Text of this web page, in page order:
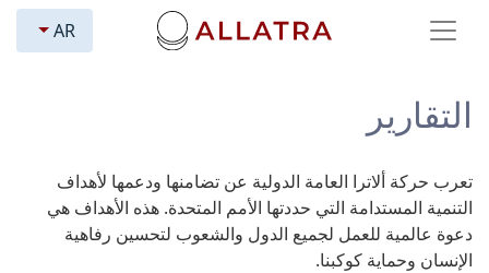
AR
التقارير
تعرب حركة ألاترا العامة الدولية عن تضامنها ودعمها لأهداف
التنمية المستدامة التي حددتها الأمم المتحدة. هذه الأهداف هي
دعوة عالمية للعمل لجميع الدول والشعوب لتحسين رفاهية
الإنسان وحماية كوكبنا.